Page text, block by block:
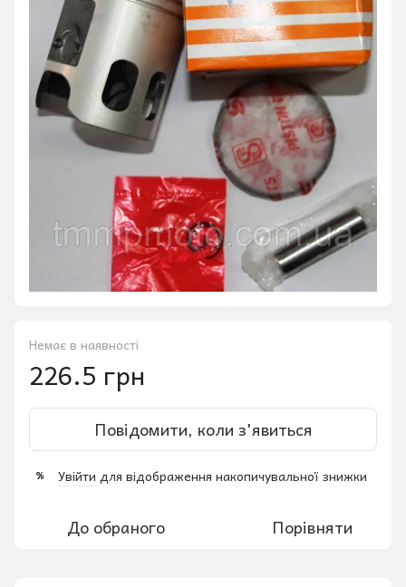
Немає в наявності
226.5 грн
Повідомити, коли з'явиться
% Увійти для відображення накопичувальної знижки
До обраного Порівняти